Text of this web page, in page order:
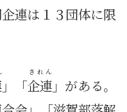
連は１３団体に限
」「企連
きれん
」がある。